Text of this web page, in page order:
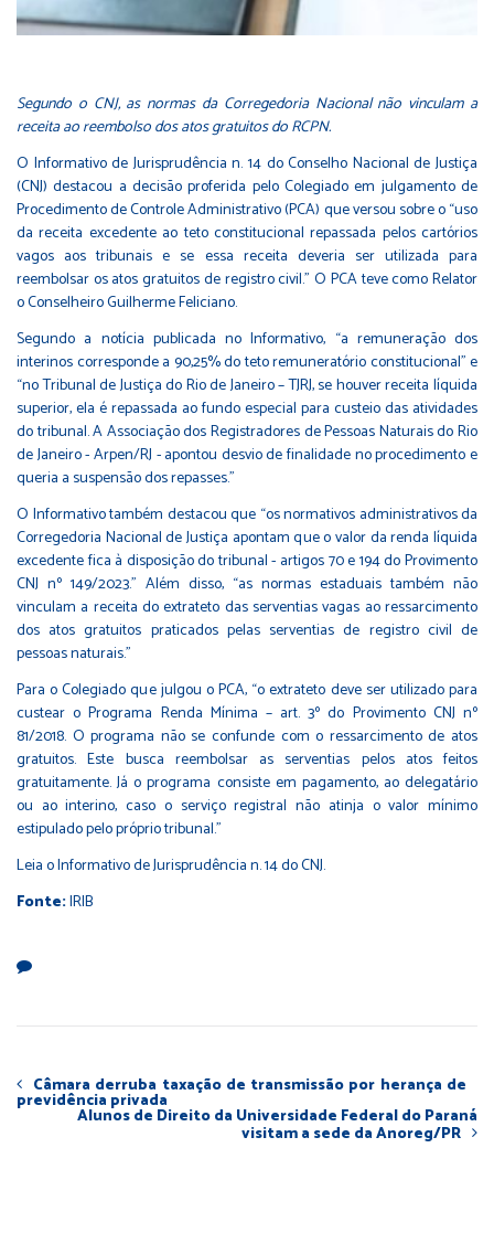
Segundo o CNJ, as normas da Corregedoria Nacional não vinculam a
receita ao reembolso dos atos gratuitos do RCPN.
O Informativo de Jurisprudência n. 14 do Conselho Nacional de Justiça
(CNJ) destacou a decisão proferida pelo Colegiado em julgamento de
Procedimento de Controle Administrativo (PCA) que versou sobre o “uso
da receita excedente ao teto constitucional repassada pelos cartórios
vagos aos tribunais e se essa receita deveria ser utilizada para
reembolsar os atos gratuitos de registro civil.” O PCA teve como Relator
o Conselheiro Guilherme Feliciano.
Segundo a notícia publicada no Informativo, “a remuneração dos
interinos corresponde a 90,25% do teto remuneratório constitucional” e
“no Tribunal de Justiça do Rio de Janeiro – TJRJ, se houver receita líquida
superior, ela é repassada ao fundo especial para custeio das atividades
do tribunal. A Associação dos Registradores de Pessoas Naturais do Rio
de Janeiro - Arpen/RJ - apontou desvio de finalidade no procedimento e
queria a suspensão dos repasses.”
O Informativo também destacou que “os normativos administrativos da
Corregedoria Nacional de Justiça apontam que o valor da renda líquida
excedente fica à disposição do tribunal - artigos 70 e 194 do Provimento
CNJ nº 149/2023.” Além disso, “as normas estaduais também não
vinculam a receita do extrateto das serventias vagas ao ressarcimento
dos atos gratuitos praticados pelas serventias de registro civil de
pessoas naturais.”
Para o Colegiado que julgou o PCA, “o extrateto deve ser utilizado para
custear o Programa Renda Mínima – art. 3º do Provimento CNJ nº
81/2018. O programa não se confunde com o ressarcimento de atos
gratuitos. Este busca reembolsar as serventias pelos atos feitos
gratuitamente. Já o programa consiste em pagamento, ao delegatário
ou ao interino, caso o serviço registral não atinja o valor mínimo
estipulado pelo próprio tribunal.”
Leia o Informativo de Jurisprudência n. 14 do CNJ.
Fonte:IRIB
Câmara derruba taxação de transmissão por herança de
previdência privada
Alunos de Direito da Universidade Federal do Paraná
visitam a sede da Anoreg/PR